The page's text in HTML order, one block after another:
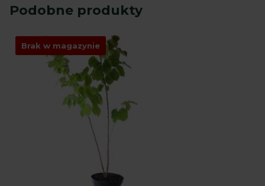
Podobne produkty
Brak w magazynie